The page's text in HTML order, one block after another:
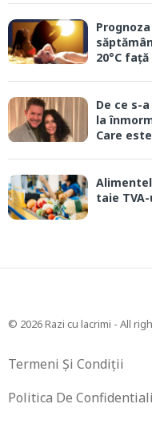
20°C
De ce s-
la
Care
taie
© 2026 Razi cu lacrimi - All
Termeni Și Condiții
Politica De